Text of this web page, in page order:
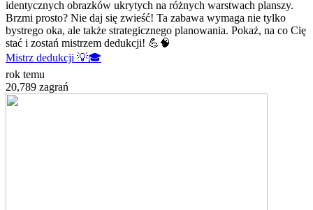
identycznych obrazków ukrytych na różnych warstwach planszy.
Brzmi prosto? Nie daj się zwieść! Ta zabawa wymaga nie tylko
bystrego oka, ale także strategicznego planowania. Pokaż, na co Cię
stać i zostań mistrzem dedukcji! 💪🧠
Mistrz dedukcji 💡🎓
rok temu
20,789 zagrań